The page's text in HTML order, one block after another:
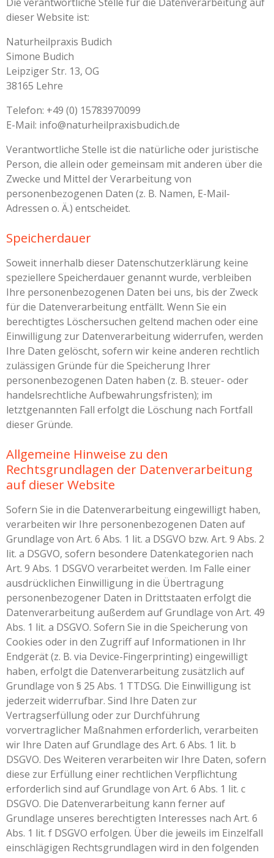
dieser Website ist:
Naturheilpraxis Budich
Simone Budich
Leipziger Str. 13, OG
38165 Lehre
Telefon: +49 (0) 15783970099
E-Mail: info@naturheilpraxisbudich.de
Verantwortliche Stelle ist die natürliche oder juristische
Person, die allein oder gemeinsam mit anderen über die
Zwecke und Mittel der Verarbeitung von
personenbezogenen Daten (z. B. Namen, E-Mail-
Adressen o. Ä.) entscheidet.
Speicherdauer
Soweit innerhalb dieser Datenschutzerklärung keine
speziellere Speicherdauer genannt wurde, verbleiben
Ihre personenbezogenen Daten bei uns, bis der Zweck
für die Datenverarbeitung entfällt. Wenn Sie ein
berechtigtes Löschersuchen geltend machen oder eine
Einwilligung zur Datenverarbeitung widerrufen, werden
Ihre Daten gelöscht, sofern wir keine anderen rechtlich
zulässigen Gründe für die Speicherung Ihrer
personenbezogenen Daten haben (z. B. steuer- oder
handelsrechtliche Aufbewahrungsfristen); im
letztgenannten Fall erfolgt die Löschung nach Fortfall
dieser Gründe.
Allgemeine Hinweise zu den
Rechtsgrundlagen der Datenverarbeitung
auf dieser Website
Sofern Sie in die Datenverarbeitung eingewilligt haben,
verarbeiten wir Ihre personenbezogenen Daten auf
Grundlage von Art. 6 Abs. 1 lit. a DSGVO bzw. Art. 9 Abs. 2
lit. a DSGVO, sofern besondere Datenkategorien nach
Art. 9 Abs. 1 DSGVO verarbeitet werden. Im Falle einer
ausdrücklichen Einwilligung in die Übertragung
personenbezogener Daten in Drittstaaten erfolgt die
Datenverarbeitung außerdem auf Grundlage von Art. 49
Abs. 1 lit. a DSGVO. Sofern Sie in die Speicherung von
Cookies oder in den Zugriff auf Informationen in Ihr
Endgerät (z. B. via Device-Fingerprinting) eingewilligt
haben, erfolgt die Datenverarbeitung zusätzlich auf
Grundlage von § 25 Abs. 1 TTDSG. Die Einwilligung ist
jederzeit widerrufbar. Sind Ihre Daten zur
Vertragserfüllung oder zur Durchführung
vorvertraglicher Maßnahmen erforderlich, verarbeiten
wir Ihre Daten auf Grundlage des Art. 6 Abs. 1 lit. b
DSGVO. Des Weiteren verarbeiten wir Ihre Daten, sofern
diese zur Erfüllung einer rechtlichen Verpflichtung
erforderlich sind auf Grundlage von Art. 6 Abs. 1 lit. c
DSGVO. Die Datenverarbeitung kann ferner auf
Grundlage unseres berechtigten Interesses nach Art. 6
Abs. 1 lit. f DSGVO erfolgen. Über die jeweils im Einzelfall
einschlägigen Rechtsgrundlagen wird in den folgenden